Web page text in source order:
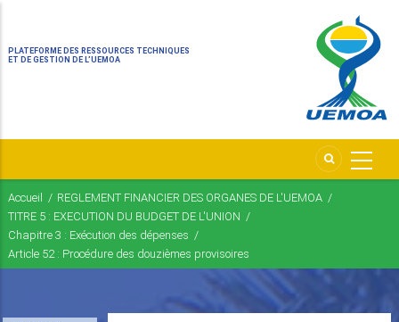
PLATEFORME DES RESSOURCES TECHNIQUES
ET DE GESTION DE L’UEMOA
Fil
d'Ariane
Accueil / REGLEMENT FINANCIER DES ORGANES DE L'UEMOA /
TITRE 5 : EXECUTION DU BUDGET DE L'UNION /
Chapitre 3 : Exécution des dépenses /
Article 52 : Procédure des douzièmes provisoires